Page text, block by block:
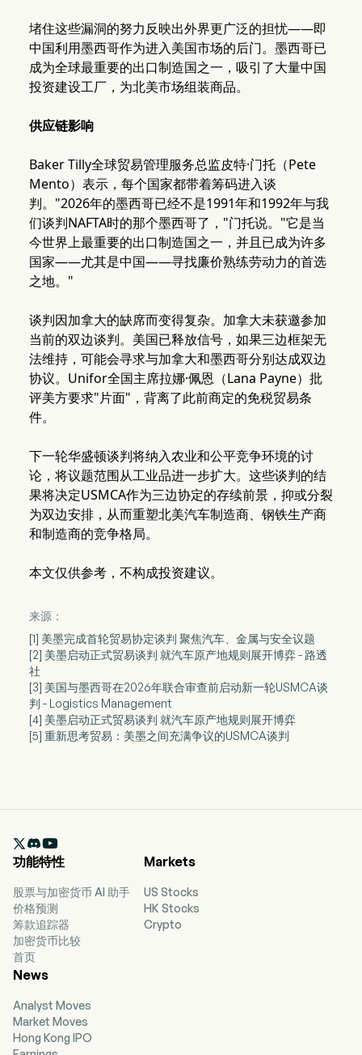
堵住这些漏洞的努力反映出外界更广泛的担忧——即
中国利用墨西哥作为进入美国市场的后门。墨西哥已
成为全球最重要的出口制造国之一，吸引了大量中国
投资建设工厂，为北美市场组装商品。
供应链影响
Baker Tilly全球贸易管理服务总监皮特·门托（Pete
Mento）表示，每个国家都带着筹码进入谈
判。"2026年的墨西哥已经不是1991年和1992年与我
们谈判NAFTA时的那个墨西哥了，"门托说。"它是当
今世界上最重要的出口制造国之一，并且已成为许多
国家——尤其是中国——寻找廉价熟练劳动力的首选
之地。"
谈判因加拿大的缺席而变得复杂。加拿大未获邀参加
当前的双边谈判。美国已释放信号，如果三边框架无
法维持，可能会寻求与加拿大和墨西哥分别达成双边
协议。Unifor全国主席拉娜·佩恩（Lana Payne）批
评美方要求"片面"，背离了此前商定的免税贸易条
件。
下一轮华盛顿谈判将纳入农业和公平竞争环境的讨
论，将议题范围从工业品进一步扩大。这些谈判的结
果将决定USMCA作为三边协定的存续前景，抑或分裂
为双边安排，从而重塑北美汽车制造商、钢铁生产商
和制造商的竞争格局。
本文仅供参考，不构成投资建议。
来源：
[1] 美墨完成首轮贸易协定谈判 聚焦汽车、金属与安全议题
[2] 美墨启动正式贸易谈判 就汽车原产地规则展开博弈 - 路透
社
[3] 美国与墨西哥在2026年联合审查前启动新一轮USMCA谈
判 - Logistics Management
[4] 美墨启动正式贸易谈判 就汽车原产地规则展开博弈
[5] 重新思考贸易：美墨之间充满争议的USMCA谈判

功能特性
股票与加密货币 AI 助手
价格预测
筹款追踪器
加密货币比较
首页
Markets
US Stocks
HK Stocks
Crypto
News
Analyst Moves
Market Moves
Hong Kong IPO